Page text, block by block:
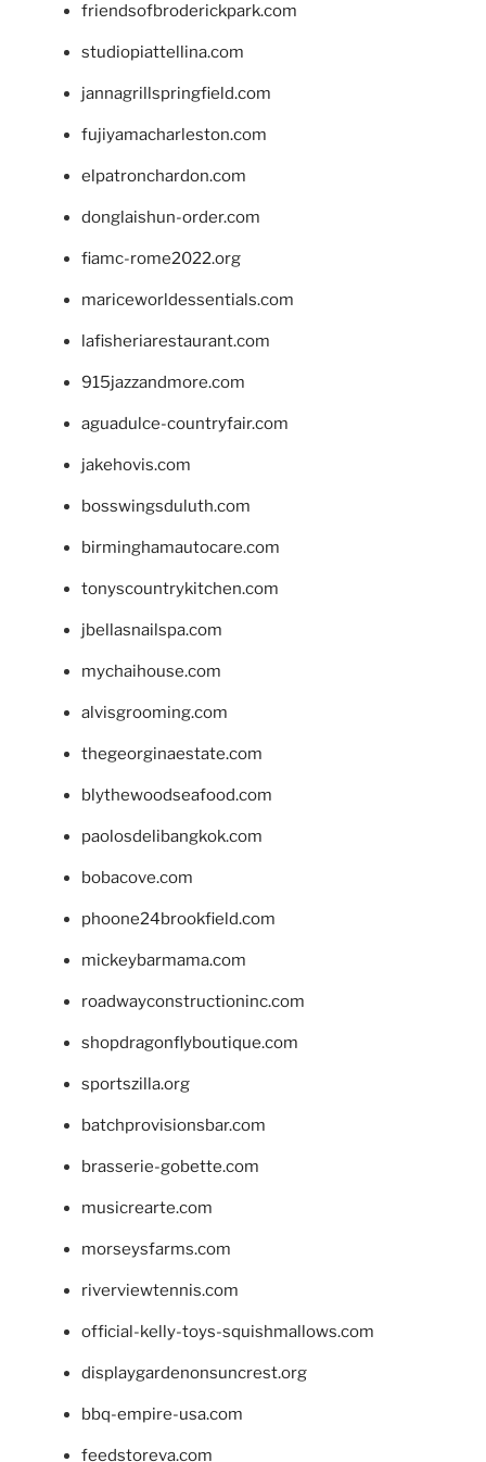
friendsofbroderickpark.com
studiopiattellina.com
jannagrillspringfield.com
fujiyamacharleston.com
elpatronchardon.com
donglaishun-order.com
fiamc-rome2022.org
mariceworldessentials.com
lafisheriarestaurant.com
915jazzandmore.com
aguadulce-countryfair.com
jakehovis.com
bosswingsduluth.com
birminghamautocare.com
tonyscountrykitchen.com
jbellasnailspa.com
mychaihouse.com
alvisgrooming.com
thegeorginaestate.com
blythewoodseafood.com
paolosdelibangkok.com
bobacove.com
phoone24brookfield.com
mickeybarmama.com
roadwayconstructioninc.com
shopdragonflyboutique.com
sportszilla.org
batchprovisionsbar.com
brasserie-gobette.com
musicrearte.com
morseysfarms.com
riverviewtennis.com
official-kelly-toys-squishmallows.com
displaygardenonsuncrest.org
bbq-empire-usa.com
feedstoreva.com